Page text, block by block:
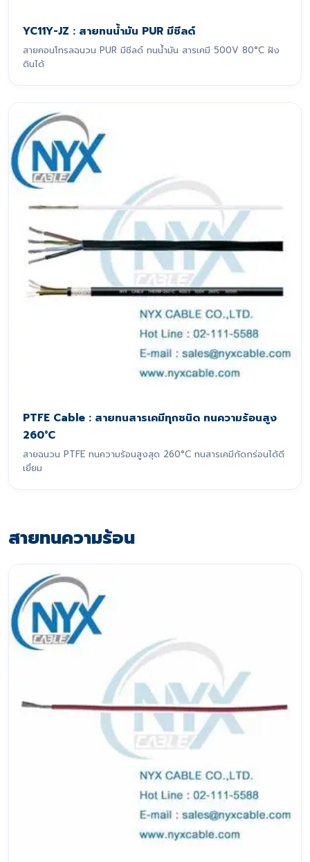
YC11Y-JZ : สายทนน้ำมัน PUR มีชีลด์
สายคอนโทรลฉนวน PUR มีชีลด์ ทนน้ำมัน สารเคมี 500V 80°C ฝัง
ดินได้
PTFE Cable : สายทนสารเคมีทุกชนิด ทนความร้อนสูง
260°C
สายฉนวน PTFE ทนความร้อนสูงสุด 260°C ทนสารเคมีกัดกร่อนได้ดี
เยี่ยม
สายทนความร้อน